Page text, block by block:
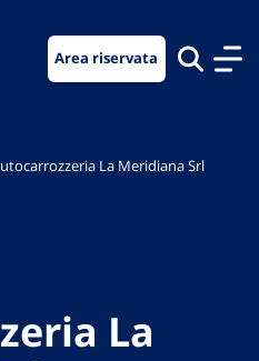
Area riservata
La Meridiana Srl
La